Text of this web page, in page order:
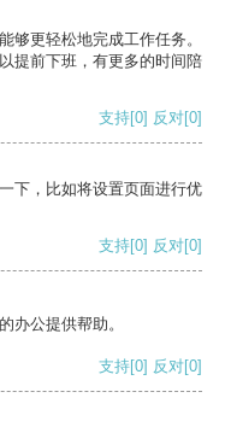
够更轻松地完成工作任务。
提前下班，有更多的时间陪
支持[0] 反对[0]
下，比如将设置页面进行优
支持[0] 反对[0]
办公提供帮助。
支持[0] 反对[0]